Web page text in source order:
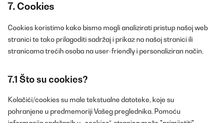
7. Cookies
Cookies koristimo kako bismo mogli analizirati pristup našoj web
stranici te tako prilagoditi sadržaj i prikaz na našoj stranici ili
stranicama trećih osoba na user-friendly i personaliziran način.
7.1 Što su cookies?
Kolačići/cookies su male tekstualne datoteke, koje su
pohranjene u predmemoriji Vašeg preglednika. Pomoću